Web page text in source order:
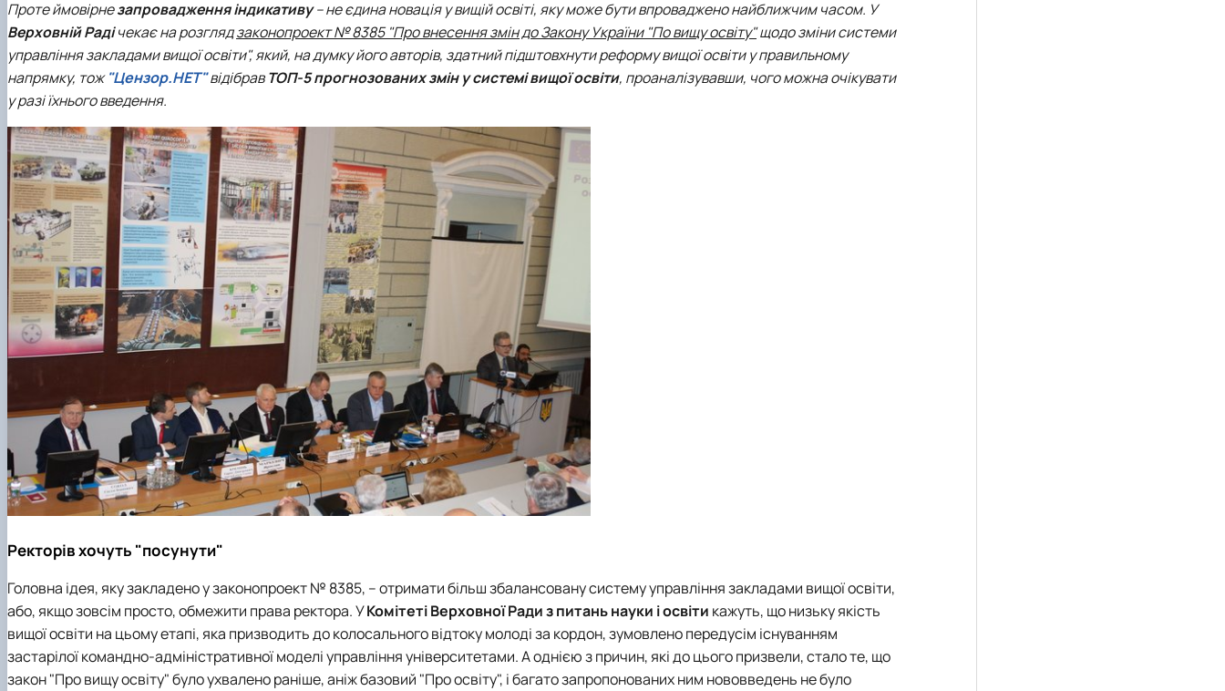
Faculty of Plant Protection, Biotechnology and Ecology
Prybrezhne Agrarian College
Rivne Professional College
Zalishchyky Professional College named after Ye. Khraplivyi
Проте ймовірнезапровадження індикативу– не єдина новація у вищій освіті, яку може бути впроваджено найближчим часом. У
Верховній Радічекає на розглядзаконопроект № 8385 "Про внесення змін до Закону України "По вищу освіту"щодо зміни системи
управління закладами вищої освіти", який, на думку його авторів, здатний підштовхнути реформу вищої освіти у правильному
напрямку, тож"Цензор.НЕТ"відібравТОП-5 прогнозованих змін у системі вищої освіти, проаналізувавши, чого можна очікувати
у разі їхнього введення.
Ректорів хочуть "посунути"
Головна ідея, яку закладено у законопроект № 8385, – отримати більш збалансовану систему управління закладами вищої освіти,
або, якщо зовсім просто, обмежити права ректора. УКомітеті Верховної Ради з питань науки і освіти кажуть, що низьку якість
вищої освіти на цьому етапі, яка призводить до колосального відтоку молоді за кордон, зумовлено передусім існуванням
застарілої командно-адміністративної моделі управління університетами. А однією з причин, які до цього призвели, стало те, що
закон "Про вищу освіту" було ухвалено раніше, аніж базовий "Про освіту", і багато запропонованих ним нововведень не було